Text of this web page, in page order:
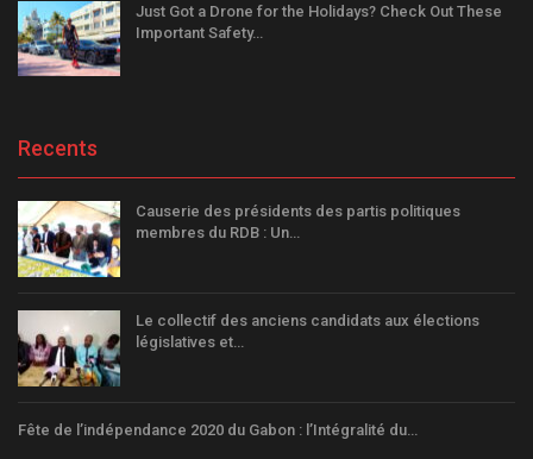
Just Got a Drone for the Holidays? Check Out These
Important Safety…
Recents
Causerie des présidents des partis politiques
membres du RDB : Un…
Le collectif des anciens candidats aux élections
législatives et…
Fête de l’indépendance 2020 du Gabon : l’Intégralité du…